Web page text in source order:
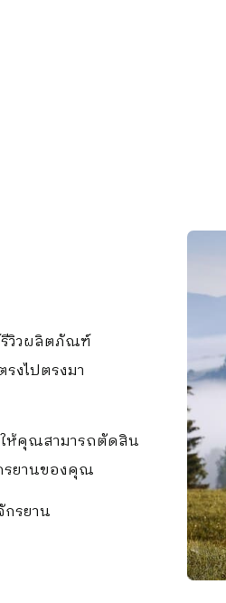
รีวิวผลิตภัณฑ์
งไปตรงมา
ให้คุณสามารถตัดสิน
รยานของคุณ
กรยาน